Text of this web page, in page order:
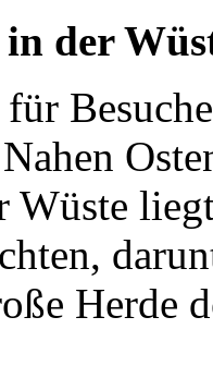
der
Wüste
Herde